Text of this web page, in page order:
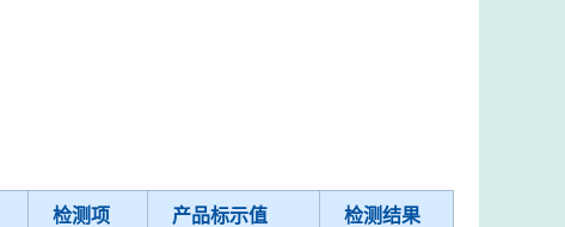
检测项
产品标示值 检测结果